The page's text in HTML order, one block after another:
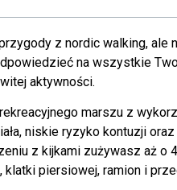
z nordic walking,
na wszystkie
aktywności.
marszu z
niskie ryzyko kontuzji
z kijkami zużywasz aż o
klatki piersiowej, ramion i